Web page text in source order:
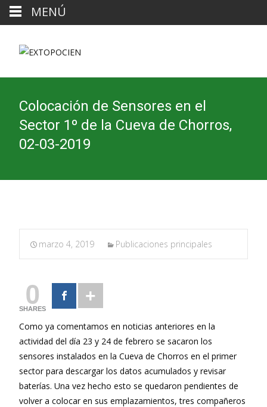
Colocación de Sensores en el
Sector 1º de la Cueva de Chorros,
02-03-2019
marzo 4, 2019 Publicaciones principales
0
SHARES
Como ya comentamos en noticias anteriores en la
actividad del día 23 y 24 de febrero se sacaron los
sensores instalados en la Cueva de Chorros en el primer
sector para descargar los datos acumulados y revisar
baterías. Una vez hecho esto se quedaron pendientes de
volver a colocar en sus emplazamientos, tres compañeros
MENÚ